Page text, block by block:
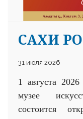
САХИ
31 июля 2026
1 августа
музее
состоится